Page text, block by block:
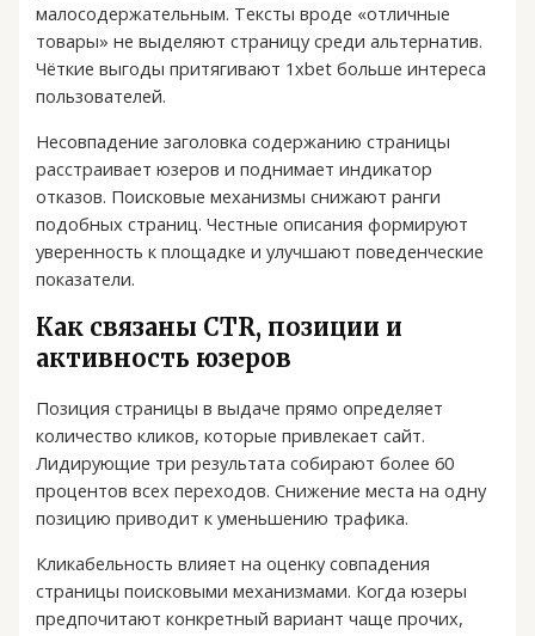
малосодержательным. Тексты вроде «отличные
товары» не выделяют страницу среди альтернатив.
Чёткие выгоды притягивают 1xbet больше интереса
пользователей.
Несовпадение заголовка содержанию страницы
расстраивает юзеров и поднимает индикатор
отказов. Поисковые механизмы снижают ранги
подобных страниц. Честные описания формируют
уверенность к площадке и улучшают поведенческие
показатели.
Как связаны CTR, позиции и
активность юзеров
Позиция страницы в выдаче прямо определяет
количество кликов, которые привлекает сайт.
Лидирующие три результата собирают более 60
процентов всех переходов. Снижение места на одну
позицию приводит к уменьшению трафика.
Кликабельность влияет на оценку совпадения
страницы поисковыми механизмами. Когда юзеры
предпочитают конкретный вариант чаще прочих,